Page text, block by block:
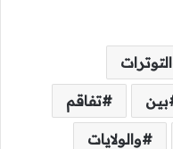
التوترات
بين تفاقم
والولايات